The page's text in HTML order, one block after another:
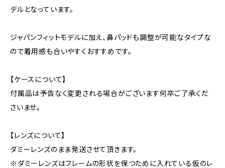
デルとなっています。
ジャパンフィットモデルに加え、鼻パッドも調整が可能なタイプな
ので着用感も合いやすくおすすめです。
【ケースについて】
付属品は予告なく変更される場合がございます何卒ご了承くだ
さいませ。
【レンズについて】
ダミーレンズのまま発送させて頂きます。
※ダミーレンズはフレームの形状を保つために入れている仮のレ